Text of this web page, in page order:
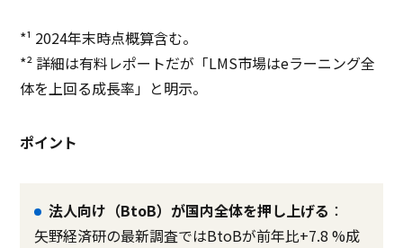
*¹ 2024年末時点概算含む。
*² 詳細は有料レポートだが「LMS市場はeラーニング全
体を上回る成長率」と明示。
ポイント
法人向け（BtoB）が国内全体を押し上げる ：
矢野経済研の最新調査ではBtoBが前年比+7.8 %成